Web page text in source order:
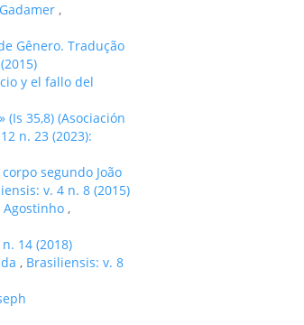
,
Gênero. Tradução
y el fallo del
n. 23 (2023):
corpo segundo João
v. 4 n. 8 (2015)
,
14 (2018)
, Brasiliensis: v. 8